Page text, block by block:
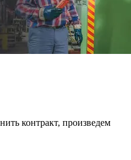
контракт, произведем